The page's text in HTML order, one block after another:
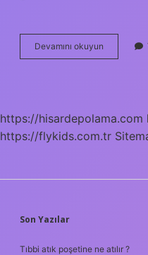
Devamını okuyun
Ne
https://hisardepolama.com
https://flykids.com.tr
SIDEBAR
Son Yazılar
Tıbbi atık poşetine ne atılır ?